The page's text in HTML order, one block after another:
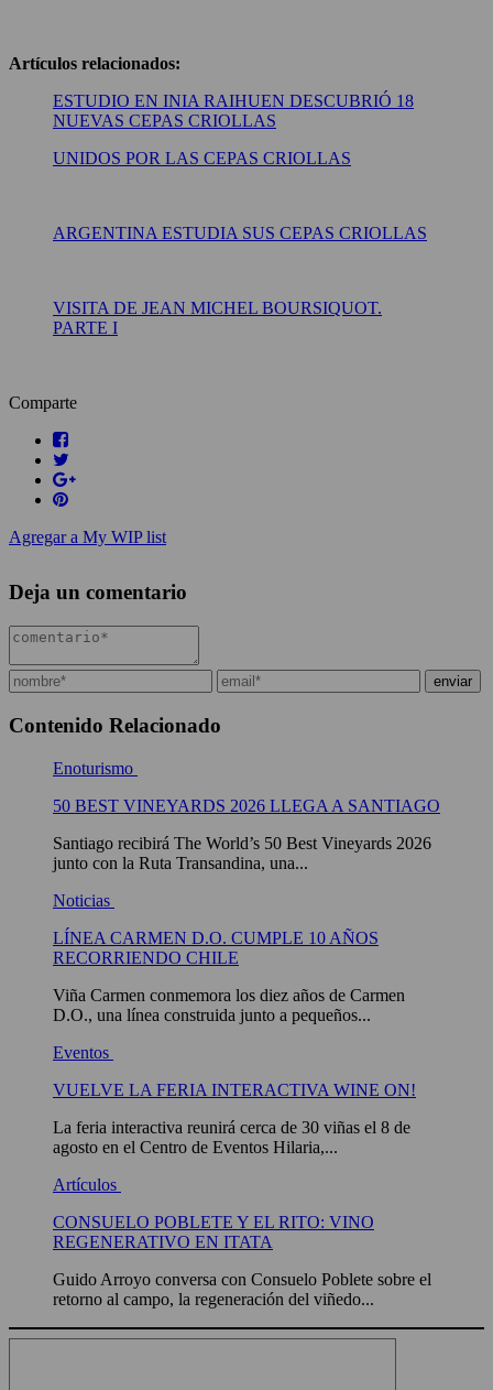
Artículos relacionados:
ESTUDIO EN INIA RAIHUEN DESCUBRIÓ 18
NUEVAS CEPAS CRIOLLAS
UNIDOS POR LAS CEPAS CRIOLLAS
ARGENTINA ESTUDIA SUS CEPAS CRIOLLAS
VISITA DE JEAN MICHEL BOURSIQUOT.
PARTE I
Comparte
Agregar a My WIP list
Deja un comentario
Contenido Relacionado
Enoturismo
50 BEST VINEYARDS 2026 LLEGA A SANTIAGO
Santiago recibirá The World’s 50 Best Vineyards 2026
junto con la Ruta Transandina, una...
Noticias
LÍNEA CARMEN D.O. CUMPLE 10 AÑOS
RECORRIENDO CHILE
Viña Carmen conmemora los diez años de Carmen
D.O., una línea construida junto a pequeños...
Eventos
VUELVE LA FERIA INTERACTIVA WINE ON!
La feria interactiva reunirá cerca de 30 viñas el 8 de
agosto en el Centro de Eventos Hilaria,...
Artículos
CONSUELO POBLETE Y EL RITO: VINO
REGENERATIVO EN ITATA
Guido Arroyo conversa con Consuelo Poblete sobre el
retorno al campo, la regeneración del viñedo...